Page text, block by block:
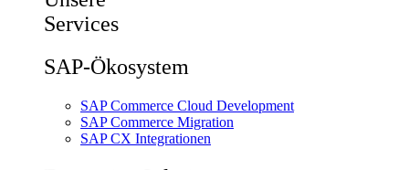
Services
SAP-Ökosystem
SAP Commerce Cloud Development
SAP Commerce Migration
SAP CX Integrationen